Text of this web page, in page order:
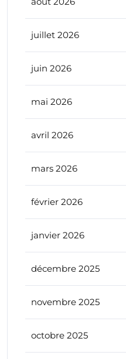
juillet 2026
juin 2026
mai 2026
avril 2026
mars 2026
février 2026
janvier 2026
décembre 2025
novembre 2025
octobre 2025